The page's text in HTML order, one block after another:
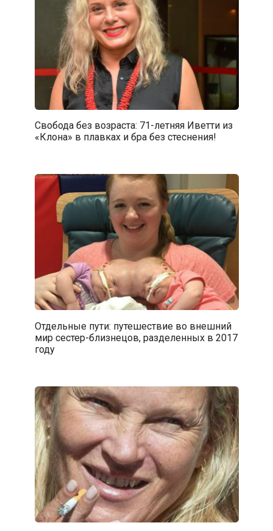
Свобода без возраста: 71-летняя Иветти из
«Клона» в плавках и бра без стеснения!
Отдельные пути: путешествие во внешний
мир сестер-близнецов, разделенных в 2017
году